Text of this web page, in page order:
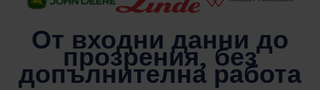
От входни данни до
прозрения, без
допълнителна работа